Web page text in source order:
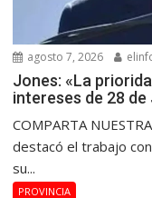
agosto 7, 2026
Jones: «La
intereses de 28 de
COMPARTA
destacó el trabajo
su...
PROVINCIA